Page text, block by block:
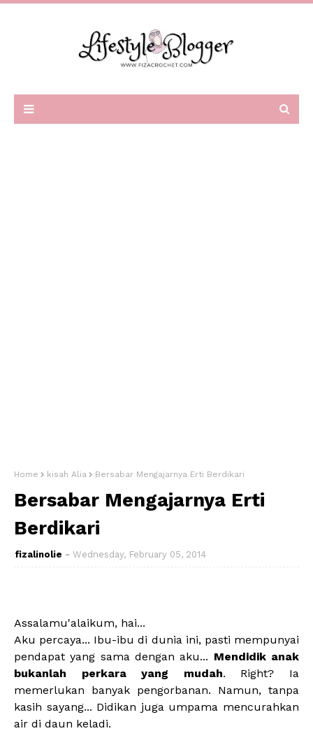
Home kisah Alia Bersabar Mengajarnya Erti Berdikari
Bersabar Mengajarnya Erti
Berdikari
fizalinolie Wednesday, February 05, 2014
Assalamu'alaikum, hai...
Aku percaya... Ibu-ibu di dunia ini, pasti mempunyai
pendapat yang sama dengan aku... Mendidik anak
bukanlah perkara yang mudah. Right? Ia
memerlukan banyak pengorbanan. Namun, tanpa
kasih sayang... Didikan juga umpama mencurahkan
air di daun keladi.